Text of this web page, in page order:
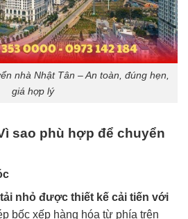
nhà Nhật Tân – An toàn, đúng hẹn,
giá hợp lý
sao phù hợp để chuyển
nhỏ được thiết kế cải tiến với
bốc xếp hàng hóa từ phía trên